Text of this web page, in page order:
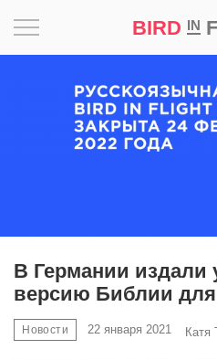
BIRD IN
В Германии издали
версию Библии для
Новости 22 января 2021 Катя